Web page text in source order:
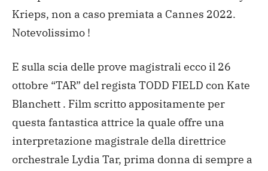
Krieps, non a caso premiata a Cannes 2022.
Notevolissimo !
E sulla scia delle prove magistrali ecco il 26
ottobre “TAR” del regista TODD FIELD con Kate
Blanchett . Film scritto appositamente per
questa fantastica attrice la quale offre una
interpretazione magistrale della direttrice
orchestrale Lydia Tar, prima donna di sempre a